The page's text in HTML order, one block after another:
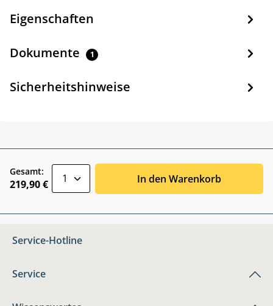
Eigenschaften
Dokumente 1
Sicherheitshinweise
Gesamt:
219,90 € In den Warenkorb
Service-Hotline
Service